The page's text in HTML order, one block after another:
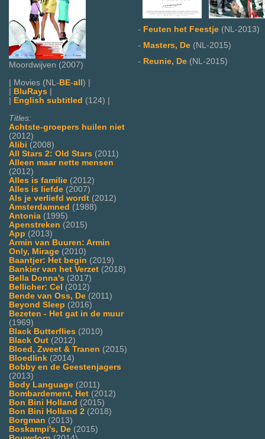
Moordwijven (2007)
| Movies (NL- BE-all ) |
BluRays
English subtitled (124) |
Titles:
Achtste-groepers huilen niet
(2012)
Alibi (2008)
All Stars 2: Old Stars (2011)
Alleen maar nette mensen
(2012)
Alles is familie (2012)
Alles is liefde (2007)
Als je verliefd wordt (2012)
Amsterdamned (1988)
Antonia (1995)
Apenstreken (2015)
App (2013)
Armin van Buuren: Armin
Only, Mirage (2010)
Baantjer: Het begin (2019)
Bankier van het Verzet (2018)
Bella Donna's (2017)
Bellicher: Cel (2012)
Bende van Oss, De (2011)
Beyond Sleep (2016)
Bezeten - Het gat in de muur
(1969)
Black Butterflies (2010)
Black Out (2012)
Bloed, Zweet & Tranen (2015)
Bloedlink (2014)
Bobby en de Geestenjagers
(2013)
Body Language (2011)
Bombardement, Het (2012)
Bon Bini Holland (2015)
Bon Bini Holland 2 (2018)
Borgman (2013)
Boskampi's, De (2015)
- Feuten het Feestje (NL-2013)
- Masters, De (NL-2015)
- Reunie, De (NL-2015)